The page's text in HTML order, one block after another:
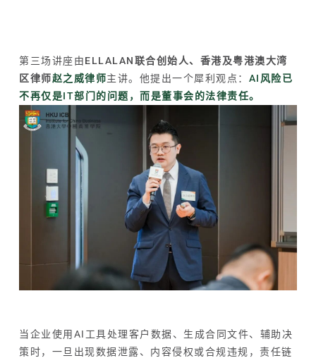
第三场讲座由ELLALAN联合创始人、香港及粤港澳大湾
区律师赵之威律师主讲。他提出一个犀利观点： AI风险已
不再仅是IT部门的问题，而是董事会的法律责任。
当企业使用AI工具处理客户数据、生成合同文件、辅助决
策时，一旦出现数据泄露、内容侵权或合规违规，责任链